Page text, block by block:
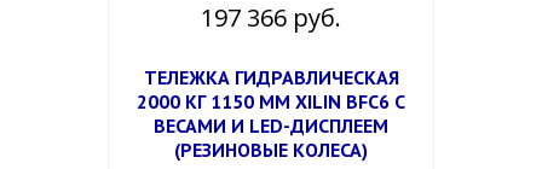
197 366 руб.
ТЕЛЕЖКА ГИДРАВЛИЧЕСКАЯ
2000 КГ 1150 ММ XILIN BFC6 С
ВЕСАМИ И LED-ДИСПЛЕЕМ
(РЕЗИНОВЫЕ КОЛЕСА)